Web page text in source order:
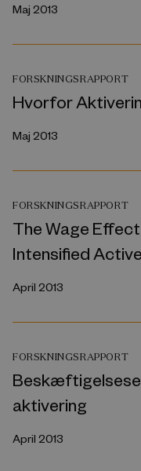
Maj 2013
FORSKNINGSRAPPORT
Hvorfor
Maj 2013
FORSKNINGSRAPPORT
The Wage
Intensified
April 2013
FORSKNINGSRAPPORT
aktivering
April 2013